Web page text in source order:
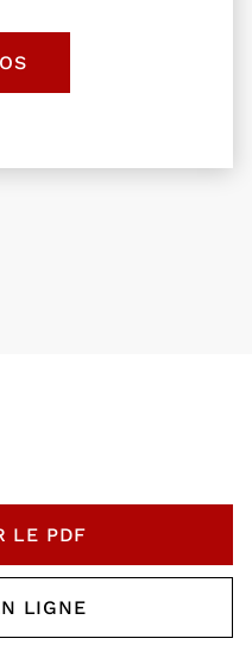
LE PDFUNE NOUVELLE
LIGNEUNE NOUVELLE